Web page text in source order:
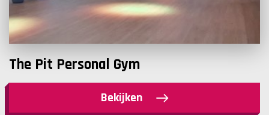
The Pit Personal Gym
Bekijken